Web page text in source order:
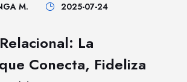
M.
2025-07-24
La
Conecta, Fideliza